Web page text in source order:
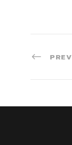
PREV